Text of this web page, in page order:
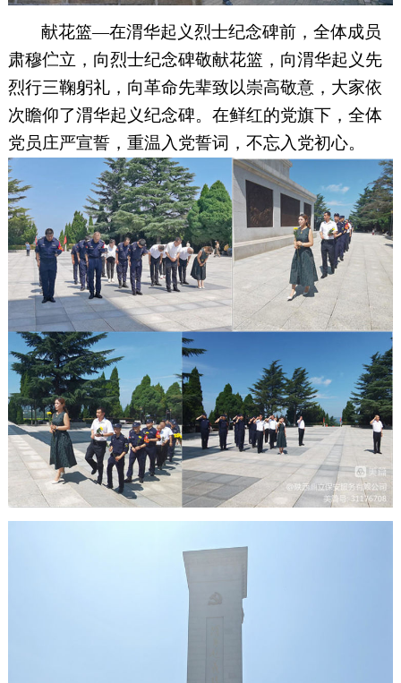
献花篮—在渭华起义烈士纪念碑前，全体成员
肃穆伫立，向烈士纪念碑敬献花篮，向渭华起义先
烈行三鞠躬礼，向革命先辈致以崇高敬意，大家依
次瞻仰了渭华起义纪念碑。在鲜红的党旗下，全体
党员庄严宣誓，重温入党誓词，不忘入党初心。